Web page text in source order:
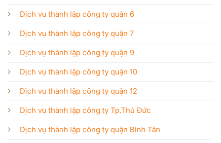
Dịch vụ thành lập công ty quận 6
Dịch vụ thành lập công ty quận 7
Dịch vụ thành lập công ty quận 9
Dịch vụ thành lập công ty quận 10
Dịch vụ thành lập công ty quận 12
Dịch vụ thành lập công ty Tp.Thủ Đức
Dịch vụ thành lập công ty quận Bình Tân